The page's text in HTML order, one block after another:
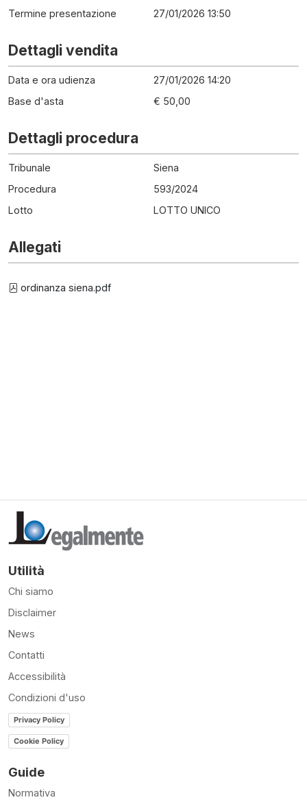
Termine presentazione
27/01/2026 13:50
Dettagli vendita
Data e ora udienza
27/01/2026 14:20
Base d'asta
€ 50,00
Dettagli procedura
Tribunale
Siena
Procedura
593/2024
Lotto
LOTTO UNICO
Allegati
ordinanza siena.pdf
Utilità
Chi siamo
Disclaimer
News
Contatti
Accessibilità
Condizioni d'uso
Privacy Policy
Cookie Policy
Guide
Normativa